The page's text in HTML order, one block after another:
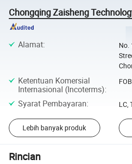
Chongqing Zaisheng
Alamat:
No.
Ketentuan Komersial
Internasional (Incoterms):
Syarat Pembayaran: LC,
Lebih banyak produk
Rincian